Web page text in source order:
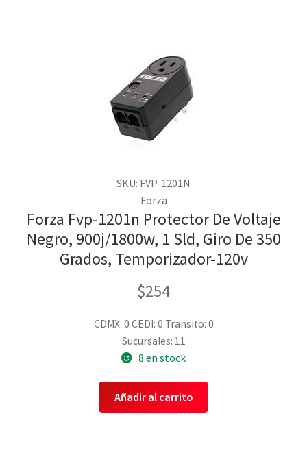
SKU: FVP-1201N
Forza
Forza Fvp-1201n Protector De Voltaje
Negro, 900j/1800w, 1 Sld, Giro De 350
Grados, Temporizador-120v
$254
CDMX: 0 CEDI: 0 Transito: 0
Sucursales: 11
8 en stock
Añadir al carrito